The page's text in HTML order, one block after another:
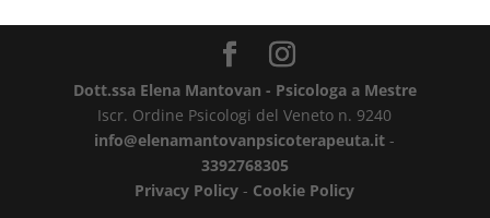
Dott.ssa Elena Mantovan - Psicologa a Mestre
Iscr. Ordine Psicologi del Veneto n. 9240
info@elenamantovanpsicoterapeuta.it -
3392768305
Privacy Policy - Cookie Policy